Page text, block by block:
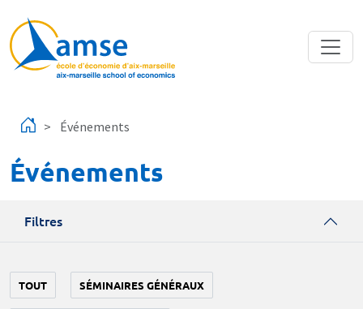
Événements
Événements
Filtres
TOUT SÉMINAIRES GÉNÉRAUX